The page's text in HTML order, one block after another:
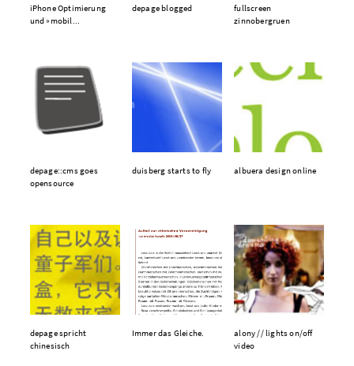
iPhone Optimierung
und »mobil...
depage blogged
fullscreen
zinnobergruen
depage::cms goes
opensource
duisberg starts to fly albuera design online
depage spricht
chinesisch
Immer das Gleiche.
alony // lights on/off
video